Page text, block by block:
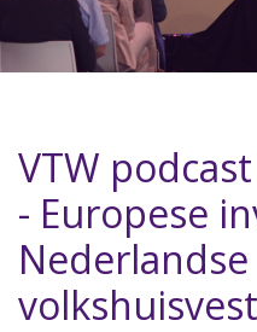
VTW
- Europese
Nederlandse